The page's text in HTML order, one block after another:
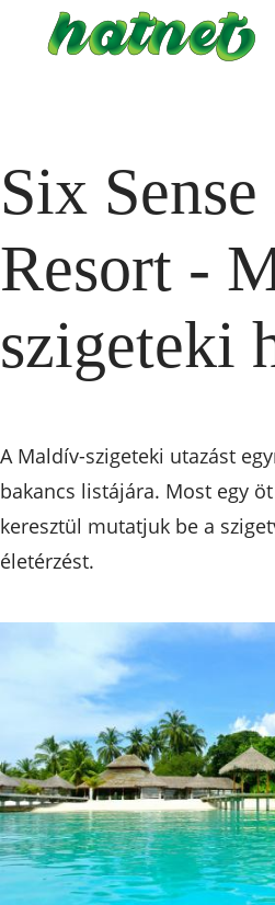
Six
Resort -
szigeteki
A Maldív-szigeteki utazást
bakancs listájára. Most egy
keresztül mutatjuk be a
életérzést.